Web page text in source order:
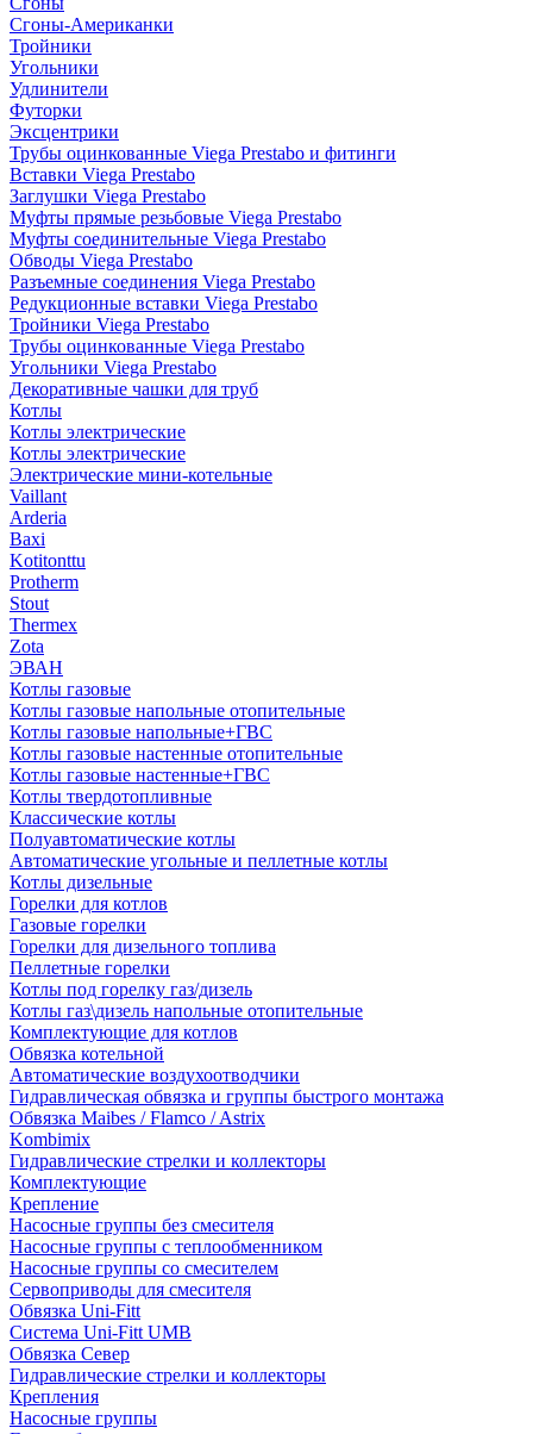
Сгоны-Американки
Тройники
Угольники
Удлинители
Футорки
Эксцентрики
Трубы оцинкованные Viega Prestabo и фитинги
Вставки Viega Prestabo
Заглушки Viega Prestabo
Муфты прямые резьбовые Viega Prestabo
Муфты соединительные Viega Prestabo
Обводы Viega Prestabo
Разъемные соединения Viega Prestabo
Редукционные вставки Viega Prestabo
Тройники Viega Prestabo
Трубы оцинкованные Viega Prestabo
Угольники Viega Prestabo
Декоративные чашки для труб
Котлы
Котлы электрические
Котлы электрические
Электрические мини-котельные
Vaillant
Arderia
Baxi
Kotitonttu
Protherm
Stout
Thermex
Zota
ЭВАН
Котлы газовые
Котлы газовые напольные отопительные
Котлы газовые напольные+ГВС
Котлы газовые настенные отопительные
Котлы газовые настенные+ГВС
Котлы твердотопливные
Классические котлы
Полуавтоматические котлы
Автоматические угольные и пеллетные котлы
Котлы дизельные
Горелки для котлов
Газовые горелки
Горелки для дизельного топлива
Пеллетные горелки
Котлы под горелку газ/дизель
Котлы газ\дизель напольные отопительные
Комплектующие для котлов
Обвязка котельной
Автоматические воздухоотводчики
Гидравлическая обвязка и группы быстрого монтажа
Обвязка Maibes / Flamco / Astrix
Kombimix
Гидравлические стрелки и коллекторы
Комплектующие
Крепление
Насосные группы без смесителя
Насосные группы с теплообменником
Насосные группы со смесителем
Сервоприводы для смесителя
Обвязка Uni-Fitt
Система Uni-Fitt UMB
Обвязка Север
Гидравлические стрелки и коллекторы
Крепления
Насосные группы